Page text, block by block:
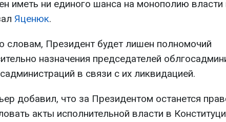
иметь ни единого шанса на монополию власти
Яценюк.
словам, Президент будет лишен полномочий
назначения председателей
в связи с их ликвидацией.
добавил, что за Президентом останется
акты исполнительной власти в